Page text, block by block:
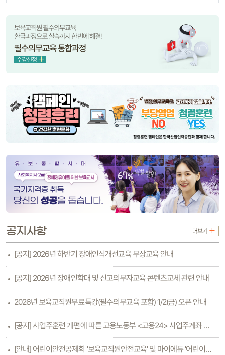
보육교직원 필수의무교육
환급과정으로 실습까지 한번에 해결!
필수의무교육 통합과정
수강신청
공지사항 더보기
[공지] 2026년 하반기 장애인식개선교육 무상교육 안내
[공지] 2026년 장애인학대 및 신고의무자교육 콘텐츠교체 관련 안내
2026년 보육교직원무료특강(필수의무교육 포함) 1/2(금) 오픈 안내
[공지] 사업주훈련 개편에 따른 고용노동부 <고용24> 사업주계좌 등록방법 안내(6.26수..
[안내] 어린이안전공제회 '보육교직원안전교육' 및 마이에듀 '어린이안전교육'